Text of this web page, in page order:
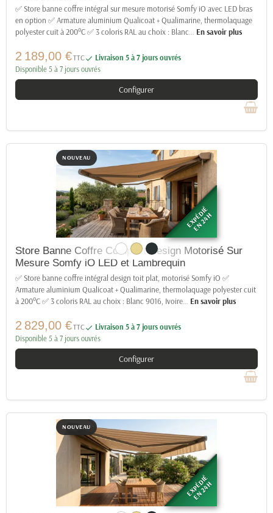
✅ Store banne coffre intégral sur mesure motorisé Somfy iO avec LED bras
en option ✅ Armature aluminium Qualicoat + Qualimarine, thermolaquage
polyester cuit à 200°C ✅ 3 coloris RAL au choix : Blanc… En savoir plus
2 189,00 €TTC Livraison 5 à 7 jours ouvrés
Disponible 5 à 7 jours ouvrés
Configurer
NOUVEAU
EXPÉDIÉ
EN 24H
Store Banne Coffre Compact Design Motorisé Sur
Mesure Somfy iO LED et Lambrequin
✅ Store banne coffre intégral design toit plat, motorisé Somfy iO ✅
Armature aluminium Qualicoat + Qualimarine, thermolaquage polyester cuit
à 200°C ✅ 3 coloris RAL au choix : Blanc 9016, Ivoire
En savoir plus
2 829,00 €TTC Livraison 5 à 7 jours ouvrés
Disponible 5 à 7 jours ouvrés
Configurer
NOUVEAU
EXPÉDIÉ
EN 24H